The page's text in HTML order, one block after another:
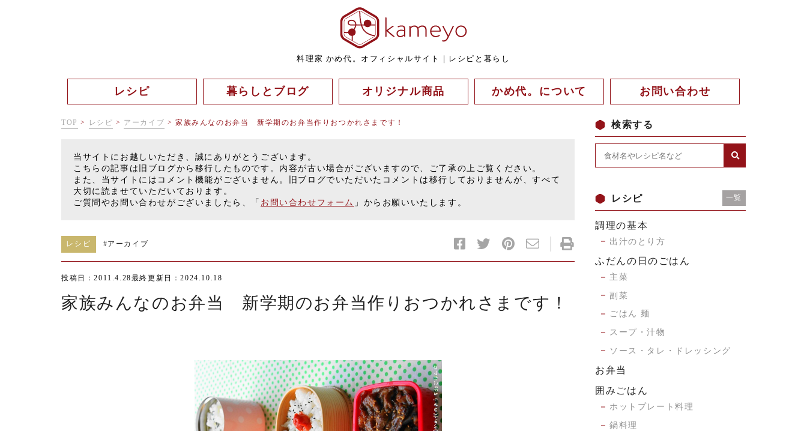
料理家 かめ代。オフィシャルサイト｜レシピと暮らし
レシピ 暮らしとブログ オリジナル商品 かめ代。について お問い合わせ
TOP > レシピ > アーカイブ >家族みんなのお弁当 新学期のお弁当作りおつかれさまです！
当サイトにお越しいただき、誠にありがとうございます。
こちらの記事は旧ブログから移行したものです。内容が古い場合がございますので、ご了承の上ご覧ください。
また、当サイトにはコメント機能がございません。旧ブログでいただいたコメントは移行しておりませんが、すべて
大切に読ませていただいております。
ご質問やお問い合わせがございましたら、「 お問い合わせフォーム 」からお願いいたします。
レシピ #アーカイブ
投稿日：2011.4.28最終更新日：2024.10.18
家族みんなのお弁当 新学期のお弁当作りおつかれさまです！
検索する
レシピ 一覧
調理の基本
出汁のとり方
ふだんの日のごはん
主菜
副菜
ごはん 麺
スープ・汁物
ソース・タレ・ドレッシング
お弁当
囲みごはん
ホットプレート料理
鍋料理